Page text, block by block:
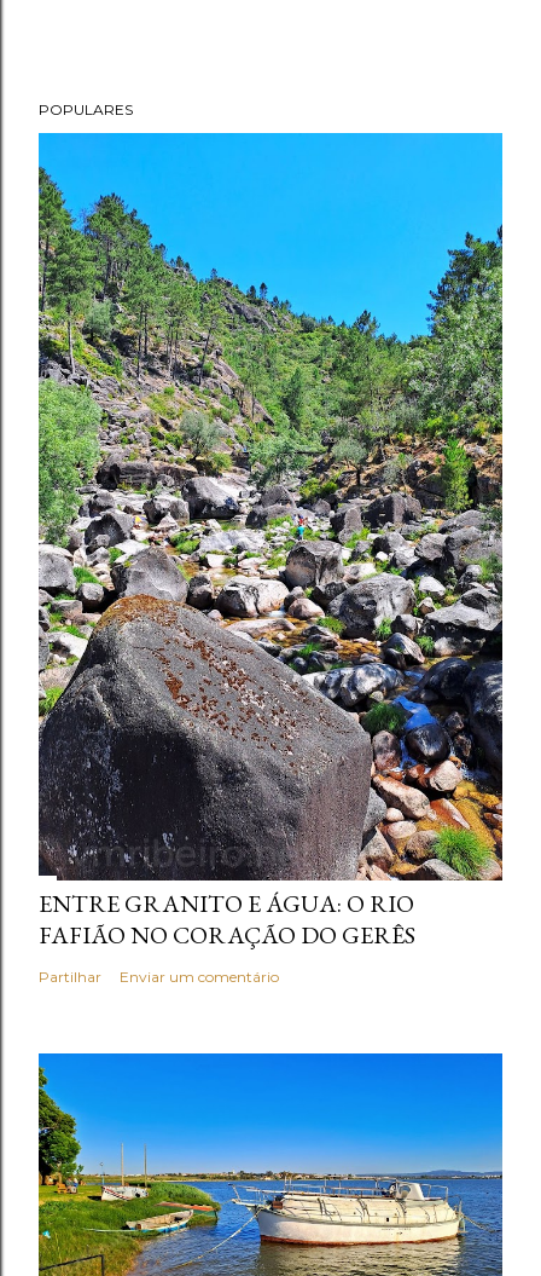
POPULARES
ENTRE GRANITO E ÁGUA: O RIO
FAFIÃO NO CORAÇÃO DO GERÊS
Partilhar Enviar um comentário